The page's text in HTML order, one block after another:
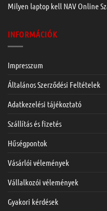
Milyen laptop kell NAV Online
INFORMÁCIÓK
Impresszum
Általános Szerződési Feltételek
Adatkezelési tájékoztató
Szállítás és fizetés
Hűségpontok
Vásárlói vélemények
Vállalkozói vélemények
Gyakori kérdések